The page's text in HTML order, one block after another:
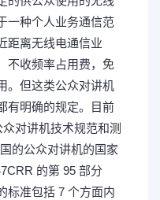
一种个人业务通信范
距离无线电通信业
不收频率占用费，免
。但这类公众对讲机
有明确的规定。目前
对讲机技术规范和测
的公众对讲机的国家
的第 95 部分
准包括 7 个方面内